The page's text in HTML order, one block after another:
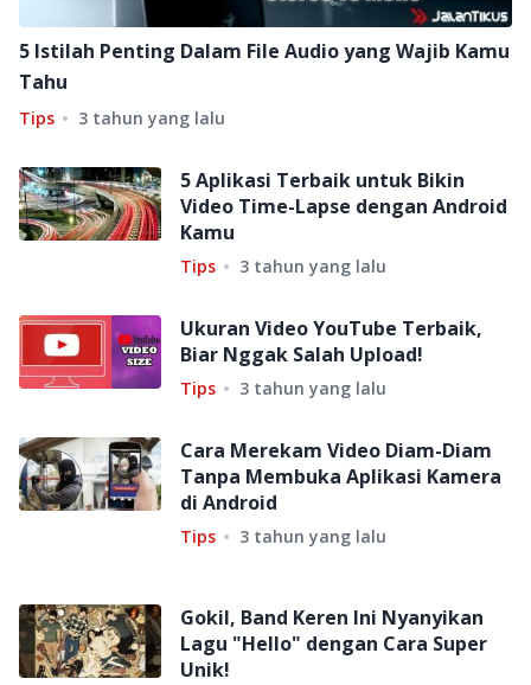
5 Istilah Penting Dalam File Audio yang Wajib Kamu
Tahu
Tips 3 tahun yang lalu
5 Aplikasi Terbaik untuk Bikin
Video Time-Lapse dengan Android
Kamu
Tips 3 tahun yang lalu
Ukuran Video YouTube Terbaik,
Biar Nggak Salah Upload!
Tips 3 tahun yang lalu
Cara Merekam Video Diam-Diam
Tanpa Membuka Aplikasi Kamera
di Android
Tips 3 tahun yang lalu
Gokil, Band Keren Ini Nyanyikan
Lagu "Hello" dengan Cara Super
Unik!